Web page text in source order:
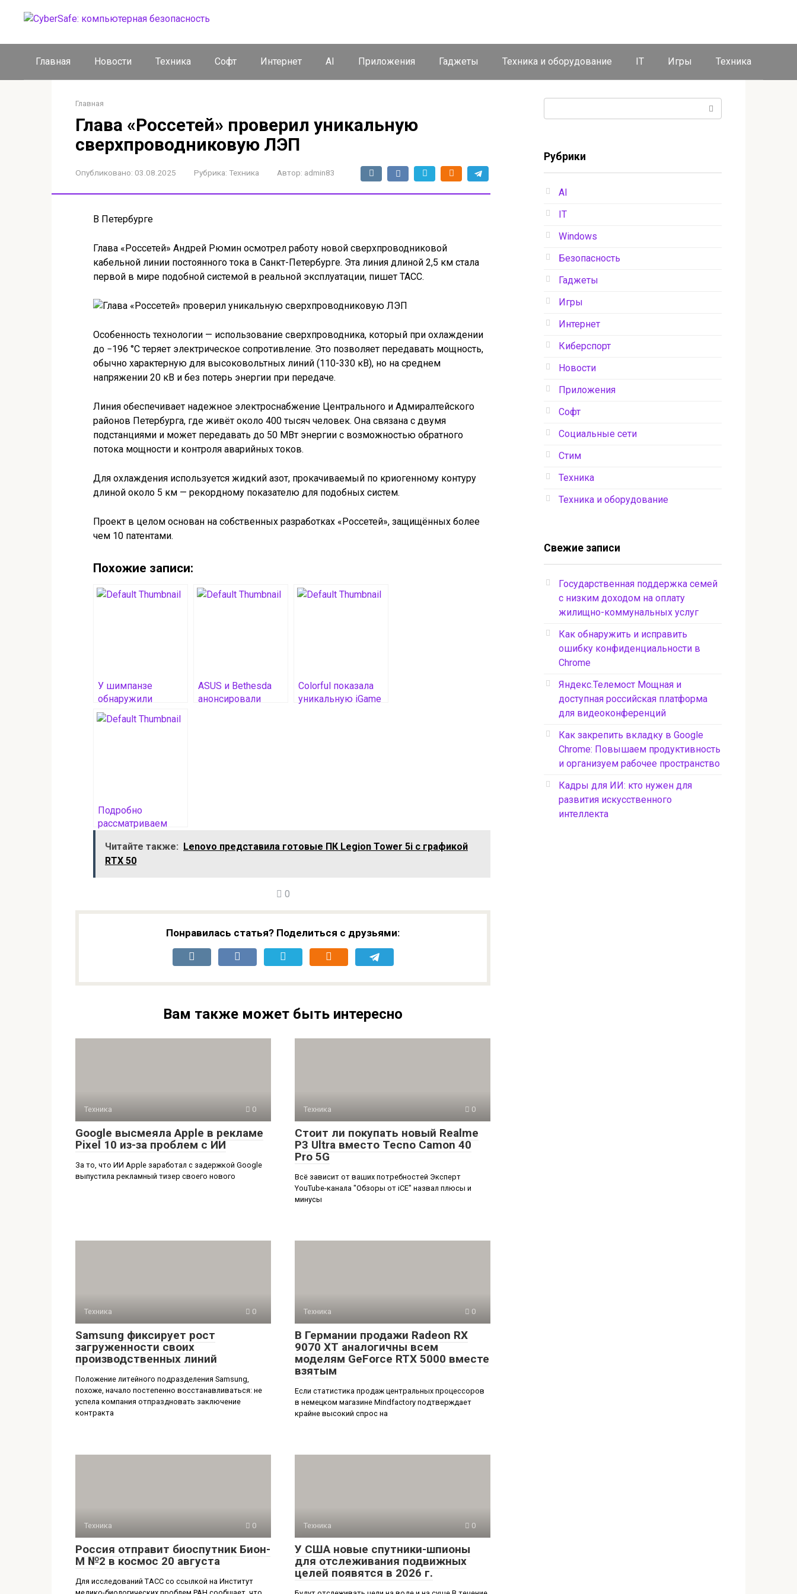
Главная Новости Техника Софт Интернет AI Приложения Гаджеты Техника и оборудование IT Игры Техника
Главная
Глава «Россетей» проверил уникальную
сверхпроводниковую ЛЭП
Опубликовано: 03.08.2025 Рубрика: Техника Автор: admin83
В Петербурге
Глава «Россетей» Андрей Рюмин осмотрел работу новой сверхпроводниковой
кабельной линии постоянного тока в Санкт-Петербурге. Эта линия длиной 2,5 км стала
первой в мире подобной системой в реальной эксплуатации, пишет ТАСС.
Особенность технологии — использование сверхпроводника, который при охлаждении
до −196 °C теряет электрическое сопротивление. Это позволяет передавать мощность,
обычно характерную для высоковольтных линий (110-330 кВ), но на среднем
напряжении 20 кВ и без потерь энергии при передаче.
Линия обеспечивает надежное электроснабжение Центрального и Адмиралтейского
районов Петербурга, где живёт около 400 тысяч человек. Она связана с двумя
подстанциями и может передавать до 50 МВт энергии с возможностью обратного
потока мощности и контроля аварийных токов.
Для охлаждения используется жидкий азот, прокачиваемый по криогенному контуру
длиной около 5 км — рекордному показателю для подобных систем.
Проект в целом основан на собственных разработках «Россетей», защищённых более
чем 10 патентами.
Похожие записи:
У шимпанзе
обнаружили
редкую
способность —
ASUS и Bethesda
анонсировали
Colorful показала
уникальную iGame
Подробно
рассматриваем
видеокарту MSI
RTX 5070 Gaming
Читайте также: Lenovo представила готовые ПК Legion Tower 5i с графикой
RTX 50
0
Понравилась статья? Поделиться с друзьями:
Вам также может быть интересно
Техника 0
Google высмеяла Apple в рекламе
Pixel 10 из-за проблем с ИИ
За то, что ИИ Apple заработал с задержкой Google
выпустила рекламный тизер своего нового
Техника 0
Стоит ли покупать новый Realme
P3 Ultra вместо Tecno Camon 40
Pro 5G
Всё зависит от ваших потребностей Эксперт
YouTube-канала "Обзоры от iCE" назвал плюсы и
минусы
Техника 0
Samsung фиксирует рост
загруженности своих
производственных линий
Положение литейного подразделения Samsung,
похоже, начало постепенно восстанавливаться: не
успела компания отпраздновать заключение
контракта
Техника 0
В Германии продажи Radeon RX
9070 XT аналогичны всем
моделям GeForce RTX 5000 вместе
взятым
Если статистика продаж центральных процессоров
в немецком магазине Mindfactory подтверждает
крайне высокий спрос на
Техника 0
Россия отправит биоспутник Бион-
М №2 в космос 20 августа
Для исследований ТАСС со ссылкой на Институт
Техника 0
У США новые спутники-шпионы
для отслеживания подвижных
целей появятся в 2026 г.
Рубрики
AI
IT
Windows
Безопасность
Гаджеты
Игры
Интернет
Киберспорт
Новости
Приложения
Софт
Социальные сети
Стим
Техника
Техника и оборудование
Свежие записи
Государственная поддержка семей
с низким доходом на оплату
жилищно-коммунальных услуг
Как обнаружить и исправить
ошибку конфиденциальности в
Chrome
Яндекс.Телемост Мощная и
доступная российская платформа
для видеоконференций
Как закрепить вкладку в Google
Chrome: Повышаем продуктивность
и организуем рабочее пространство
Кадры для ИИ: кто нужен для
развития искусственного
интеллекта